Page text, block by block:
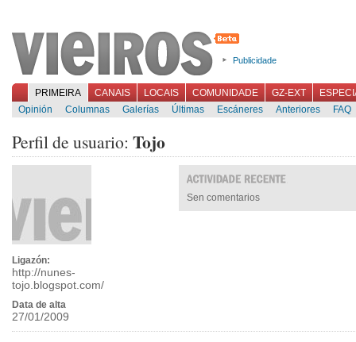
Publicidade
PRIMEIRA CANAIS LOCAIS COMUNIDADE GZ-EXT
Opinión
Columnas Galerías Últimas Escáneres Anteriores FAQ
Perfil de usuario: Tojo
Ligazón:
http://nunes-
tojo.blogspot.com/
Data de alta
27/01/2009
Sen comentarios